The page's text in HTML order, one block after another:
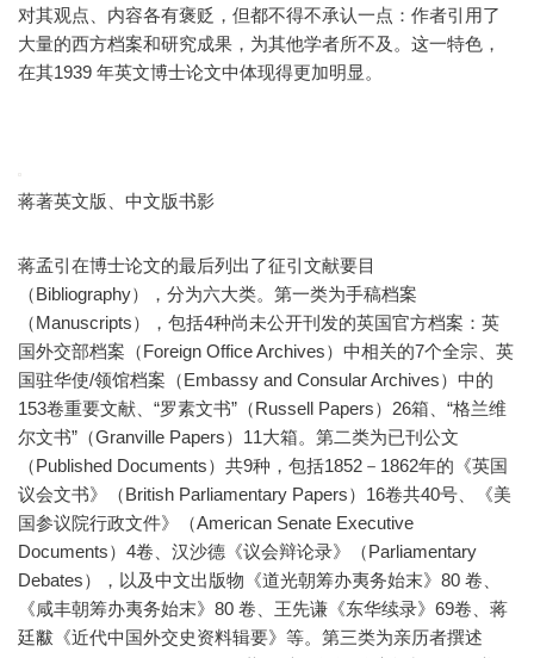
对其观点、内容各有褒贬，但都不得不承认一点：作者引用了
大量的西方档案和研究成果，为其他学者所不及。这一特色，
在其1939 年英文博士论文中体现得更加明显。
蒋著英文版、中文版书影
蒋孟引在博士论文的最后列出了征引文献要目
（Bibliography），分为六大类。第一类为手稿档案
（Manuscripts），包括4种尚未公开刊发的英国官方档案：英
国外交部档案（Foreign Office Archives）中相关的7个全宗、英
国驻华使/领馆档案（Embassy and Consular Archives）中的
153卷重要文献、“罗素文书”（Russell Papers）26箱、“格兰维
尔文书”（Granville Papers）11大箱。第二类为已刊公文
（Published Documents）共9种，包括1852－1862年的《英国
议会文书》（British Parliamentary Papers）16卷共40号、《美
国参议院行政文件》（American Senate Executive
Documents）4卷、汉沙德《议会辩论录》（Parliamentary
Debates），以及中文出版物《道光朝筹办夷务始末》80 卷、
《咸丰朝筹办夷务始末》80 卷、王先谦《东华续录》69卷、蒋
廷黻《近代中国外交史资料辑要》等。第三类为亲历者撰述